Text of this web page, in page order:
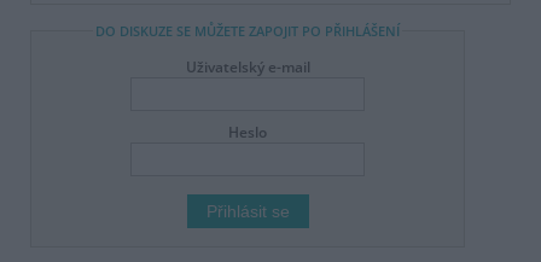
DO DISKUZE SE MŮŽETE ZAPOJIT PO PŘIHLÁŠENÍ
Uživatelský e-mail
Heslo